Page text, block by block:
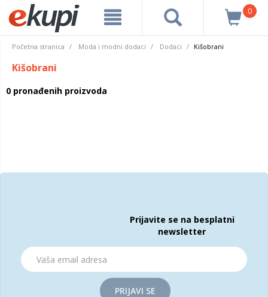
0
Početna stranica Moda i modni dodaci Dodaci Kišobrani
Kišobrani
0 pronađenih proizvoda
Prijavite se na besplatni
newsletter
PRIJAVI SE